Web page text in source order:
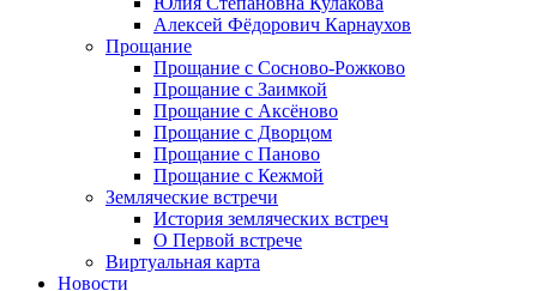
Алексей Фёдорович Карнаухов
Прощание
Прощание с Сосново-Рожково
Прощание с Заимкой
Прощание с Аксёново
Прощание с Дворцом
Прощание с Паново
Прощание с Кежмой
Земляческие встречи
История земляческих встреч
О Первой встрече
Виртуальная карта
Новости